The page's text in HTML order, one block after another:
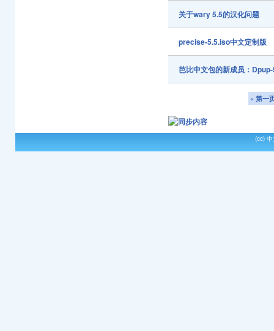
关于wary 5.5的汉化问题
precise-5.5.iso中文定制版
芭比中文包的新成员：
« 第一
(cc)中